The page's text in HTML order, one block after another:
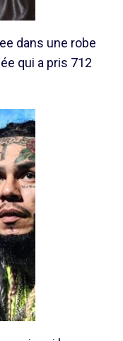
dans une robe
qui a pris 712